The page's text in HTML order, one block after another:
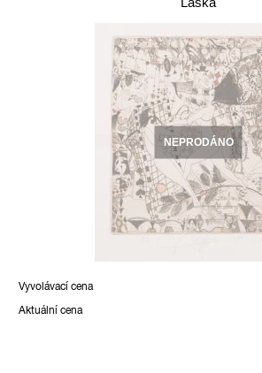
NEPRODÁNO
Vyvolávací cena
Aktuální cena